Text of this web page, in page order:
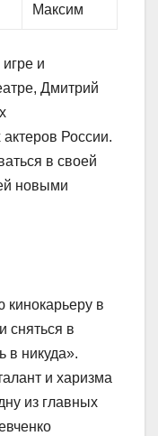
Максим
и
Дмитрий
России.
в своей
новыми
в
сняться в
в никуда».
и харизма
из главных